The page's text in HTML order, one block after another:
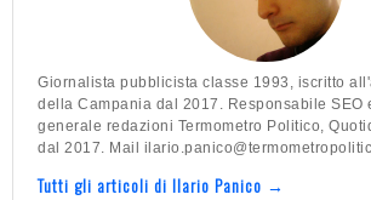
Giornalista pubblicista classe 1993, iscritto
della Campania dal 2017. Responsabile SEO
generale redazioni Termometro Politico,
dal 2017. Mail
Tutti gli articoli di Ilario Panico →